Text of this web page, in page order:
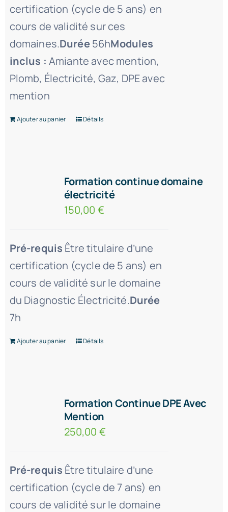
certification (cycle de 5 ans) en
cours de validité sur ces
domaines.Durée56hModules
inclus : Amiante avec mention,
Plomb, Électricité, Gaz, DPE avec
mention
Ajouter au panier Détails
Formation continue domaine
électricité
150,00 €
Pré-requis Être titulaire d’une
certification (cycle de 5 ans) en
cours de validité sur le domaine
du Diagnostic Électricité.Durée
7h
Ajouter au panier Détails
Formation Continue DPE Avec
Mention
250,00 €
Pré-requis Être titulaire d’une
certification (cycle de 7 ans) en
cours de validité sur le domaine